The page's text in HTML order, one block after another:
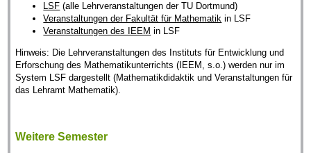
LSF (alle Lehrveranstaltungen der TU Dortmund)
Veranstaltungen der Fakultät für Mathematik in LSF
Veranstaltungen des IEEM in LSF
Hinweis: Die Lehrveranstaltungen des Instituts für Entwicklung und
Erforschung des Mathematikunterrichts (IEEM, s.o.) werden nur im
System LSF dargestellt (Mathematikdidaktik und Veranstaltungen für
das Lehramt Mathematik).
Weitere Semester